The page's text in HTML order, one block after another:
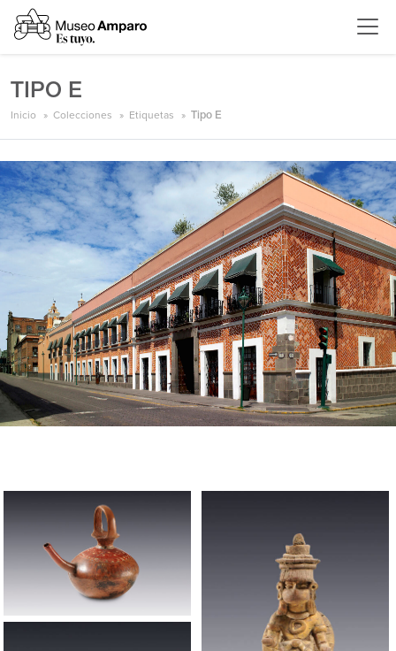
TIPO E
Inicio Colecciones Etiquetas Tipo E